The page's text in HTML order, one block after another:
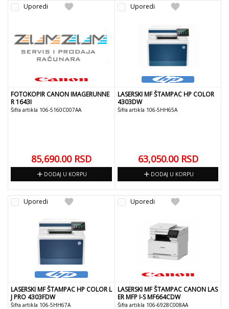
favorite
Uporedi
FOTOKOPIR CANON IMAGERUNNE
R 1643I
Šifra artikla 106-5160C007AA
85,690.00 RSD
add DODAJ U KORPU
favorite
Uporedi
LASERSKI MF ŠTAMPAC HP COLOR
4303DW
Šifra artikla 106-5HH65A
63,050.00 RSD
add DODAJ U KORPU
favorite
Uporedi
LASERSKI MF ŠTAMPAC HP COLOR L
J PRO 4303FDW
Šifra artikla 106-5HH67A
favorite
Uporedi
LASERSKI MF ŠTAMPAC CANON LAS
ER MFP I-S MF664CDW
Šifra artikla 106-6928C008AA